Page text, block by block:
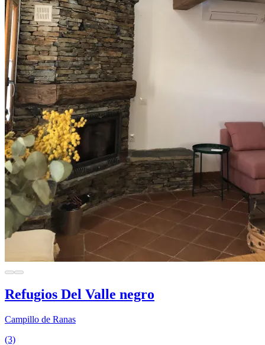
Refugios Del Valle negro
Campillo de Ranas
(3)